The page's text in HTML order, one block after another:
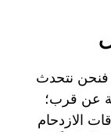
فنحن نتحدث
عن قرب؛
الازدحام